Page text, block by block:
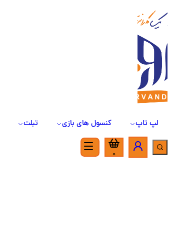
لپ تاپ کنسول های بازی تبلت
0